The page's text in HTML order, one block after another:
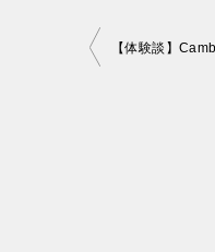
投